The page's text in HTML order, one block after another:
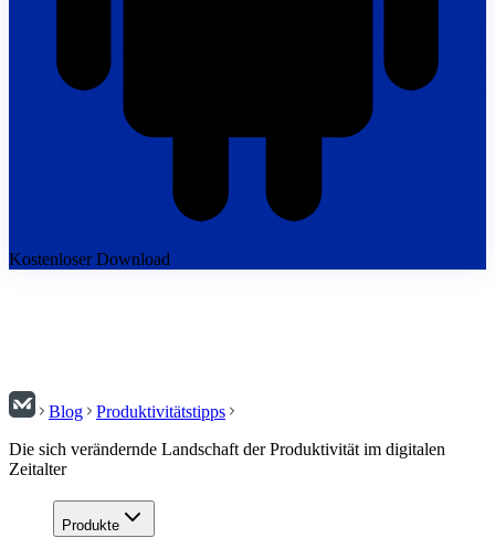
Kostenloser Download
Blog
Produktivitätstipps
Die sich verändernde Landschaft der Produktivität im digitalen
Zeitalter
Produkte